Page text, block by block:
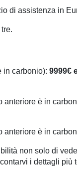
di assistenza in
in carbonio): 9999€
anteriore è in
anteriore è in
non solo di
i dettagli più